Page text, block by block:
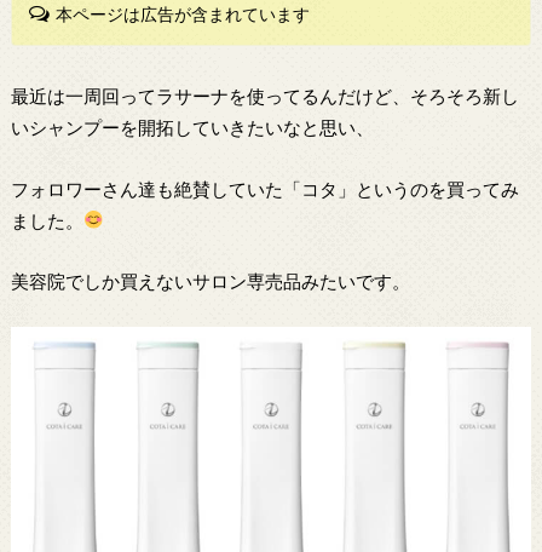
本ページは広告が含まれています
最近は一周回ってラサーナを使ってるんだけど、そろそろ新し
いシャンプーを開拓していきたいなと思い、
フォロワーさん達も絶賛していた「コタ」というのを買ってみ
ました。
美容院でしか買えないサロン専売品みたいです。